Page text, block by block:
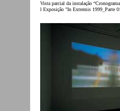
Vista parcial da instalação
l Exposição "In Extremis 1999_Parte